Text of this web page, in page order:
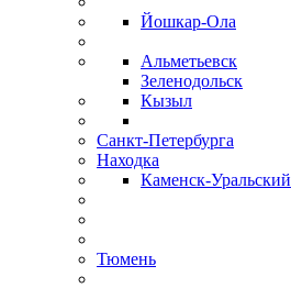
Йошкар-Ола
Альметьевск
Зеленодольск
Кызыл
Санкт-Петербурга
Находка
Каменск-Уральский
Тюмень